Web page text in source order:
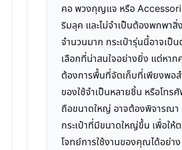
คอ พวงกุญแจ หรือ
ริมลุค และไม่จำเป็นต้องพกพาสิ่
จำนวนมาก กระเป๋ารุ่นนี้อาจเป็น
เลือกที่น่าสนใจอย่างยิ่ง แต่หา
ต้องการพื้นที่จัดเก็บที่เพียงพอ
ของใช้จำเป็นหลายชิ้น หรือโทร
ถือขนาดใหญ่ อาจต้องพิจารณา
กระเป๋าที่มีขนาดใหญ่ขึ้น เพื่อให้
โจทย์การใช้งานของคุณได้อย่าง